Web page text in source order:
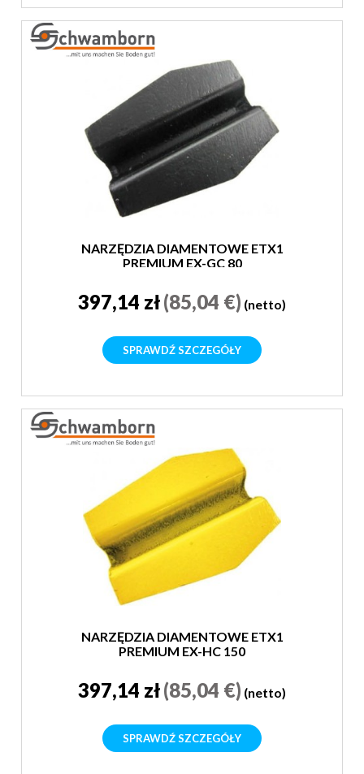
NARZĘDZIA DIAMENTOWE ETX1
PREMIUM EX-GC 80
397,14 zł(85,04 €) (netto)
SPRAWDŹ SZCZEGÓŁY
NARZĘDZIA DIAMENTOWE ETX1
PREMIUM EX-HC 150
397,14 zł(85,04 €) (netto)
SPRAWDŹ SZCZEGÓŁY